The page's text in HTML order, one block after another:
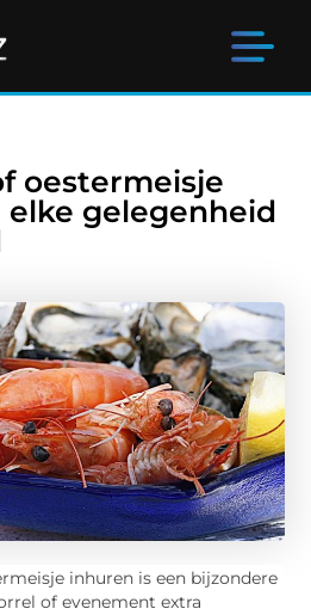
oestermeisje
gelegenheid
inhuren is een bijzondere
of evenement extra